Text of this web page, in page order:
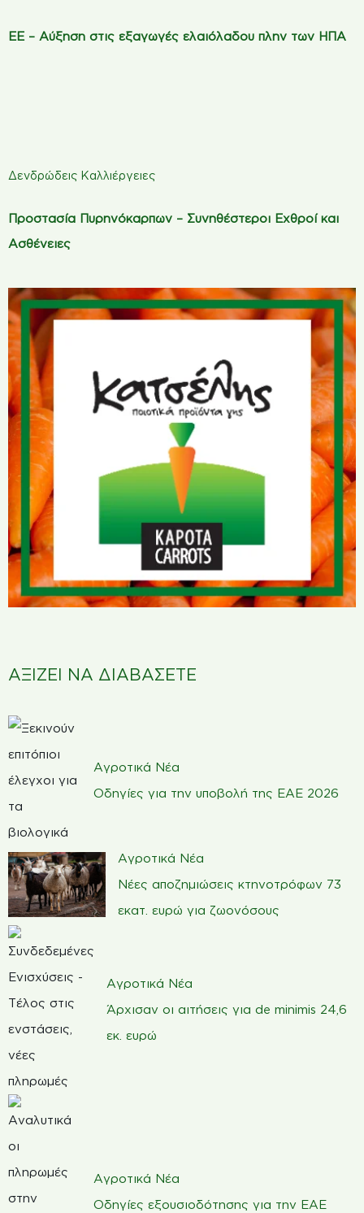
ΕΕ – Αύξηση στις εξαγωγές ελαιόλαδου πλην των ΗΠΑ
Δενδρώδεις Καλλιέργειες
Προστασία Πυρηνόκαρπων – Συνηθέστεροι Εχθροί και
Ασθένειες
ΑΞΙΖΕΙ ΝΑ ΔΙΑΒΑΣΕΤΕ
Αγροτικά Νέα
Οδηγίες για την υποβολή της ΕΑΕ 2026
Αγροτικά Νέα
Νέες αποζημιώσεις κτηνοτρόφων 73
εκατ. ευρώ για ζωονόσους
Αγροτικά Νέα
Άρχισαν οι αιτήσεις για de minimis 24,6
εκ. ευρώ
Αγροτικά Νέα
Οδηγίες εξουσιοδότησης για την ΕΑΕ